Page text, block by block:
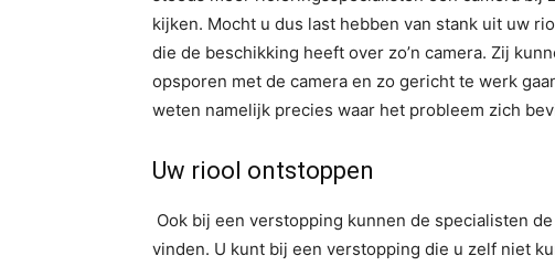
kijken. Mocht u dus last hebben van stank uit uw
die de beschikking heeft over zo’n camera. Zij
opsporen met de camera en zo gericht te werk
weten namelijk precies waar het probleem zich
Uw riool ontstoppen
Ook bij een verstopping kunnen de specialisten
vinden. U kunt bij een verstopping die u zelf niet